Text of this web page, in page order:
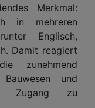
Merkmal:
in mehreren
Englisch,
Damit reagiert
zunehmend
und
Zugang zu